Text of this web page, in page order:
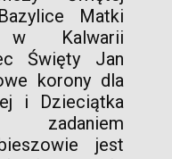
Matki
w Kalwarii
Święty Jan
korony dla
i Dzieciątka
zadaniem
jest